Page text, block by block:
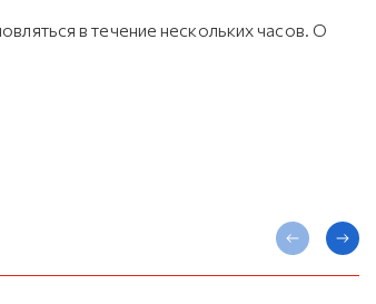
в течение нескольких часов. О